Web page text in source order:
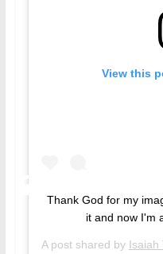
View this
Thank God for my
it and now I'm
A post shared by Isaiah